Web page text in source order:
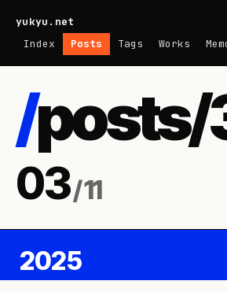
yukyu.net
Index Posts Tags Works
/posts/
03/11
2025